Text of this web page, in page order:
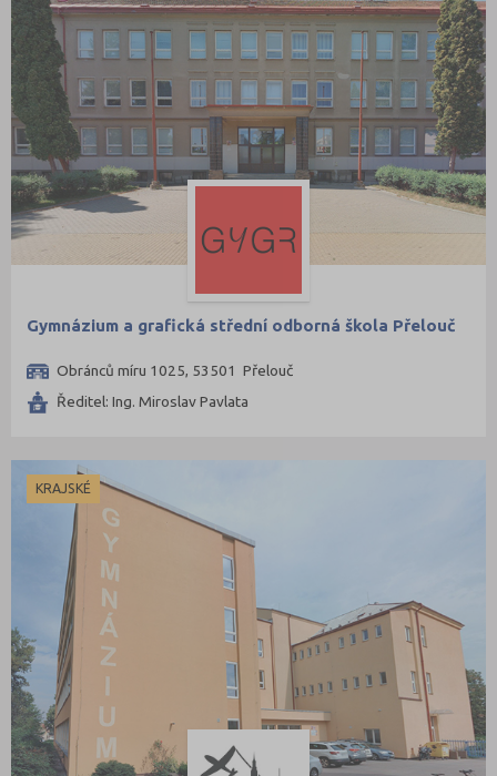
Gymnázium a grafická střední odborná škola Přelouč
Obránců míru 1025, 53501 Přelouč
Ředitel: Ing. Miroslav Pavlata
KRAJSKÉ